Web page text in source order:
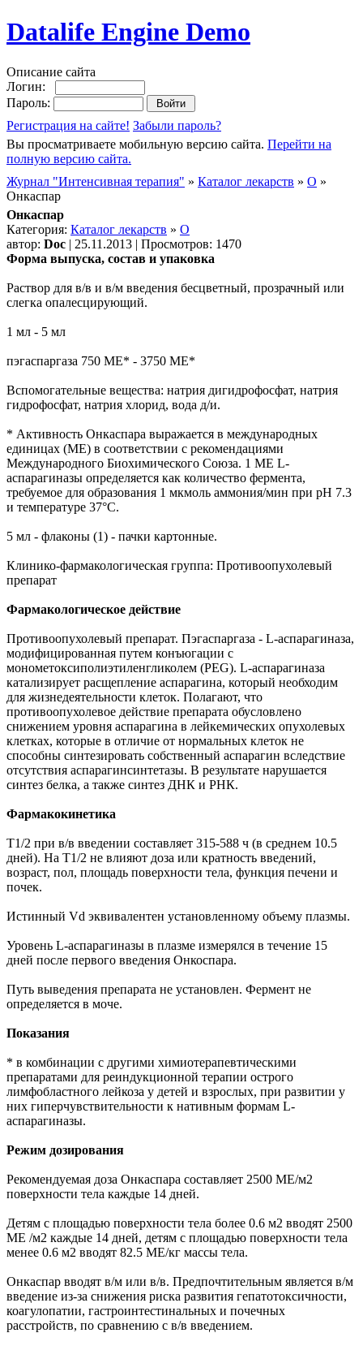
Datalife Engine Demo
Описание сайта
Логин:
Пароль:
Регистрация на сайте! Забыли пароль?
Вы просматриваете мобильную версию сайта. Перейти на
полную версию сайта.
Журнал "Интенсивная терапия" » Каталог лекарств » О »
Онкаспар
Онкаспар
Категория: Каталог лекарств » О
автор: Doc | 25.11.2013 | Просмотров: 1470
Форма выпуска, состав и упаковка
Раствор для в/в и в/м введения бесцветный, прозрачный или
слегка опалесцирующий.
1 мл - 5 мл
пэгаспаргаза 750 МЕ* - 3750 МЕ*
Вспомогательные вещества: натрия дигидрофосфат, натрия
гидрофосфат, натрия хлорид, вода д/и.
* Активность Онкаспара выражается в международных
единицах (МЕ) в соответствии с рекомендациями
Международного Биохимического Союза. 1 МЕ L-
аспарагиназы определяется как количество фермента,
требуемое для образования 1 мкмоль аммония/мин при рН 7.3
и температуре 37°С.
5 мл - флаконы (1) - пачки картонные.
Клинико-фармакологическая группа: Противоопухолевый
препарат
Фармакологическое действие
Противоопухолевый препарат. Пэгаспаргаза - L-аспарагиназа,
модифицированная путем конъюгации с
монометоксиполиэтиленгликолем (PEG). L-аспарагиназа
катализирует расщепление аспарагина, который необходим
для жизнедеятельности клеток. Полагают, что
противоопухолевое действие препарата обусловлено
снижением уровня аспарагина в лейкемических опухолевых
клетках, которые в отличие от нормальных клеток не
способны синтезировать собственный аспарагин вследствие
отсутствия аспарагинсинтетазы. В результате нарушается
синтез белка, а также синтез ДНК и РНК.
Фармакокинетика
T1/2 при в/в введении составляет 315-588 ч (в среднем 10.5
дней). На Т1/2 не влияют доза или кратность введений,
возраст, пол, площадь поверхности тела, функция печени и
почек.
Истинный Vd эквивалентен установленному объему плазмы.
Уровень L-аспарагиназы в плазме измерялся в течение 15
дней после первого введения Онкоспара.
Путь выведения препарата не установлен. Фермент не
определяется в моче.
Показания
* в комбинации с другими химиотерапевтическими
препаратами для реиндукционной терапии острого
лимфобластного лейкоза у детей и взрослых, при развитии у
них гиперчувствительности к нативным формам L-
аспарагиназы.
Режим дозирования
Рекомендуемая доза Онкаспара составляет 2500 ME/м2
поверхности тела каждые 14 дней.
Детям с площадью поверхности тела более 0.6 м2 вводят 2500
ME /м2 каждые 14 дней, детям с площадью поверхности тела
менее 0.6 м2 вводят 82.5 ME/кг массы тела.
Онкаспар вводят в/м или в/в. Предпочтительным является в/м
введение из-за снижения риска развития гепатотоксичности,
коагулопатии, гастроинтестинальных и почечных
расстройств, по сравнению с в/в введением.